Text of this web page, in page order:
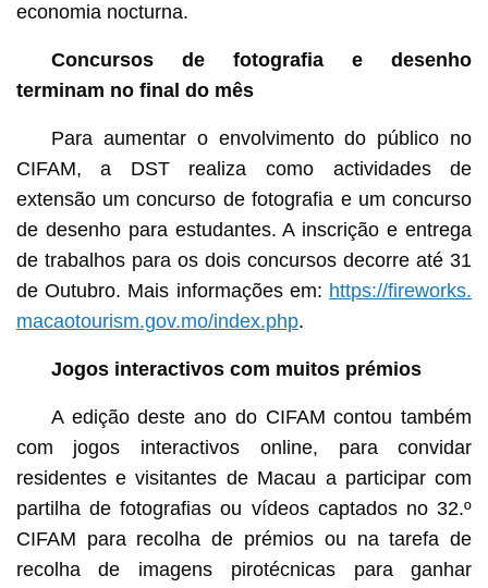
economia nocturna.
Concursos de fotografia e desenho
terminam no final do mês
Para aumentar o envolvimento do público no
CIFAM, a DST realiza como actividades de
extensão um concurso de fotografia e um concurso
de desenho para estudantes. A inscrição e entrega
de trabalhos para os dois concursos decorre até 31
de Outubro. Mais informações em: https://fireworks.
macaotourism.gov.mo/index.php.
Jogos interactivos com muitos prémios
A edição deste ano do CIFAM contou também
com jogos interactivos online, para convidar
residentes e visitantes de Macau a participar com
partilha de fotografias ou vídeos captados no 32.º
CIFAM para recolha de prémios ou na tarefa de
recolha de imagens pirotécnicas para ganhar